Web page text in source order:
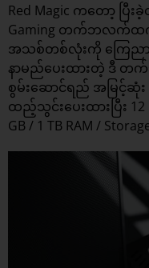
Red Magic ကတော့ ပ
Gaming တက်ဘလက်ထ
အသစ်တစ်လုံးကို ကြေညာသွာ
နာမည်ပေးထားတဲ့ ဒီ
စွမ်းဆောင်ရည် အမြင့်ဆုံး
ထည့်သွင်းပေးထားပြီး 12
GB / 1 TB RAM /